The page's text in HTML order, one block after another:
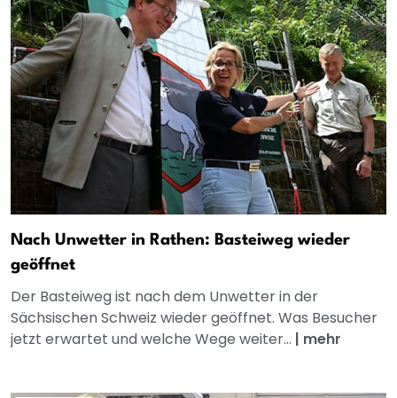
Nach Unwetter in Rathen: Basteiweg wieder
geöffnet
Der Basteiweg ist nach dem Unwetter in der
Sächsischen Schweiz wieder geöffnet. Was Besucher
jetzt erwartet und welche Wege weiter... | mehr